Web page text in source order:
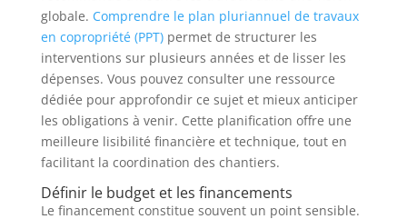
globale. Comprendre le plan pluriannuel de travaux
en copropriété (PPT)permet de structurer les
interventions sur plusieurs années et de lisser les
dépenses. Vous pouvez consulter une ressource
dédiée pour approfondir ce sujet et mieux anticiper
les obligations à venir. Cette planification offre une
meilleure lisibilité financière et technique, tout en
facilitant la coordination des chantiers.
Définir le budget et les financements
Le financement constitue souvent un point sensible.